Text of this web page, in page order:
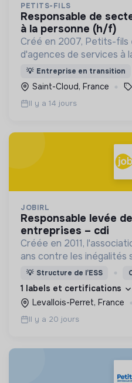
PETITS-FILS
responsable de secteur dans les services
à la personne (h/f)
Créé en 2007, Petits-fils
d'agences de services à
dans l'aide à domicile
💡 Entreprise en transition
Saint-Cloud, France
Il y a 14 jours
JOBIRL
responsable levée de fonds/mécénat
entreprises – cdi
Créée en 2011,
ans contre les
de genre dans
professionnelle.
💡 Structure de l’ESS
1 labels et certifications
Levallois-Perret, France
Il y a 20 jours